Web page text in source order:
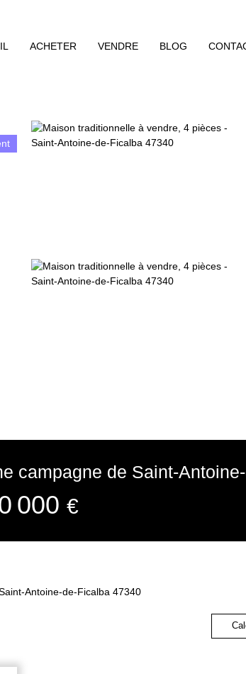
ACHETER VENDRE BLOG
campagne de Saint-
000 €
Antoine-de-Ficalba 47340